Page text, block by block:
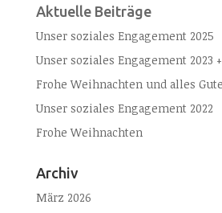
Aktuelle Beiträge
Unser soziales Engagement 2025
Unser soziales Engagement 2023 +
Frohe Weihnachten und alles
Unser soziales Engagement 2022
Frohe Weihnachten
Archiv
März 2026